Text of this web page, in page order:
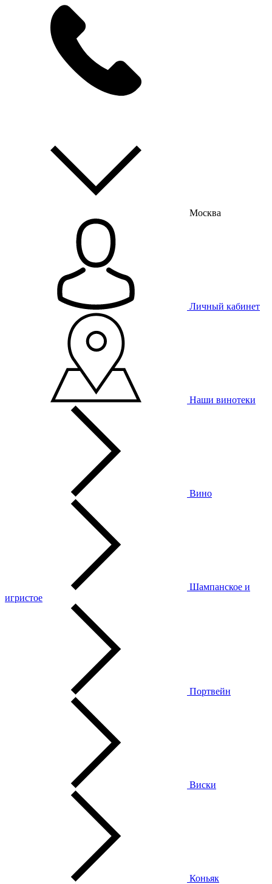
Москва
Личный кабинет
Наши винотеки
Вино
Шампанское и
игристое
Портвейн
Виски
Коньяк